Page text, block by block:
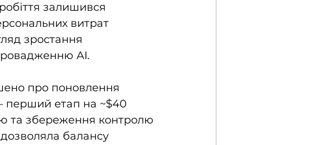
залишився
витрат
зростання
AI.
про поновлення
перший етап на ~$40
та збереження контролю
балансу